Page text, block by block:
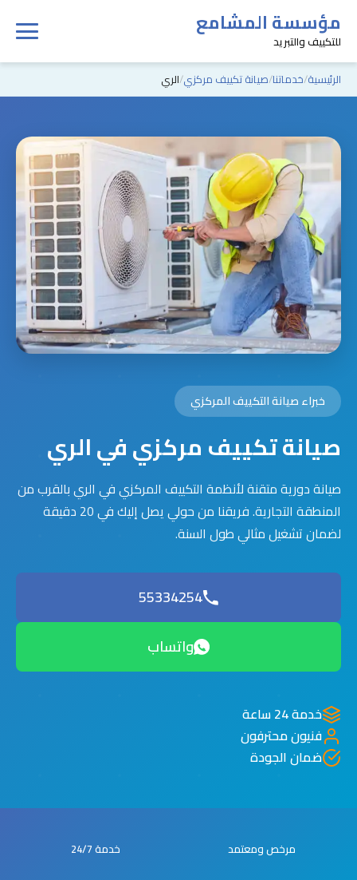
مؤسسة المشامع
للتكييف والتبريد
الرئيسية خدماتنا صيانة تكييف مركزي الري
خبراء صيانة التكييف المركزي
صيانة تكييف مركزي في الري
صيانة دورية متقنة لأنظمة التكييف المركزي في الري بالقرب من
المنطقة التجارية. فريقنا من حولي يصل إليك في 20 دقيقة
لضمان تشغيل مثالي طول السنة.
55334254
واتساب
خدمة 24 ساعة
فنيون محترفون
ضمان الجودة
مرخص ومعتمد خدمة 24/7